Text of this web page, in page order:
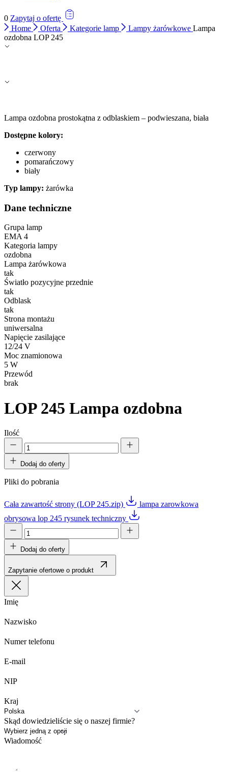
0 Zapytaj o ofertę
Home
Oferta Kategorie lamp Lampy żarówkowe Lampa
ozdobna LOP 245
Lampa ozdobna prostokątna z odblaskiem – podwieszana, biała
Dostępne kolory:
czerwony
pomarańczowy
biały
Typ lampy: żarówka
Dane techniczne
Grupa lamp
EMA 4
Kategoria lampy
ozdobna
Lampa żarówkowa
tak
Światło pozycyjne przednie
tak
Odblask
tak
Strona montażu
uniwersalna
Napięcie zasilające
12/24 V
Moc znamionowa
5 W
Przewód
brak
LOP 245 Lampa ozdobna
Ilość
Dodaj do oferty
Pliki do pobrania
Cała zawartość strony (LOP 245.zip)
lampa zarowkowa
obrysowa lop 245 rysunek techniczny
Dodaj do oferty
Zapytanie ofertowe o produkt
Imię
Nazwisko
Numer telefonu
E-mail
NIP
Kraj
Skąd dowiedzieliście się o naszej firmie?
Wiadomość